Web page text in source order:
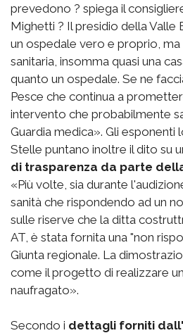
prevedono ? spiega il
Mighetti ? Il presidio della Valle
un ospedale vero e proprio,
sanitaria, insomma quasi una
quanto un ospedale. Se ne
Pesce che continua a
intervento che probabilmente
Guardia medica». Gli
Stelle puntano inoltre il dito su
di trasparenza da parte
«Più volte, sia durante
sanità che rispondendo ad un
sulle riserve che la ditta
AT, è stata fornita una "non
Giunta regionale. La
come il progetto di realizzare
naufragato».
Secondo i dettagli forniti